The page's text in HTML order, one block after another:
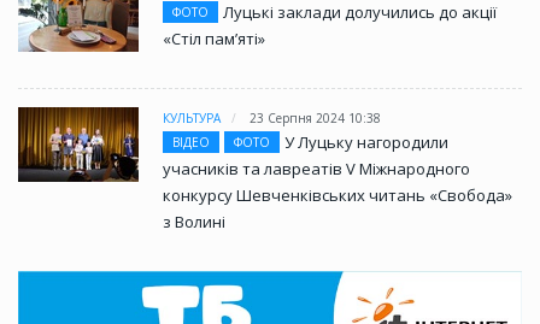
ФОТО
Луцькі заклади долучились до акції
«Стіл памʼяті»
КУЛЬТУРА
23 Серпня 2024 10:38
ВІДЕО
ФОТО
У Луцьку нагородили
учасників та лавреатів V Міжнародного
конкурсу Шевченківських читань «Свобода»
з Волині